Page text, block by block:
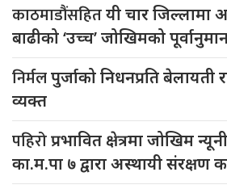
काठमाडौंसहितयी चार
बाढीको ‘उच्च’ जोखिमको
निर्मलपुर्जाको निधनप्रति बेलायती
व्यक्त
पहिरोप्रभावित क्षेत्रमा जोखिम
का.म.पा ७ द्वारा अस्थायी संरक्षण